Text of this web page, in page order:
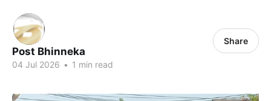
Post Bhinneka
04 Jul 2026 • 1 min read
Share